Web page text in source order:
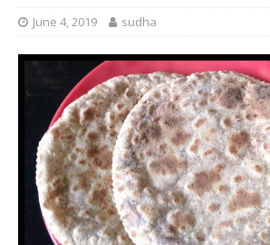
June 4, 2019 sudha